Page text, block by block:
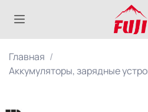
Главная
Аккумуляторы, зарядные